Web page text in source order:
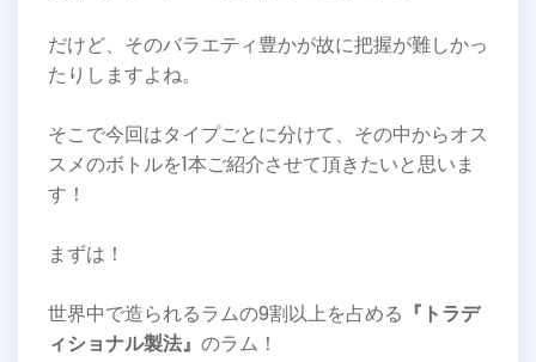
だけど、そのバラエティ豊かが故に把握が難しかっ
たりしますよね。
そこで今回はタイプごとに分けて、その中からオス
スメのボトルを1本ご紹介させて頂きたいと思いま
す！
まずは！
世界中で造られるラムの9割以上を占める 『トラデ
ィショナル製法』 のラム！